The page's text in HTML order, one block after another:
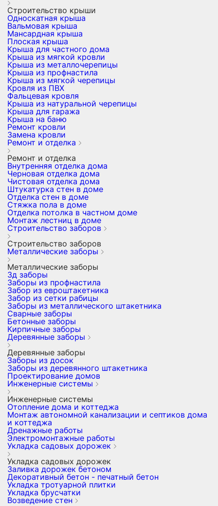
Строительство крыши
Односкатная крыша
Вальмовая крыша
Мансардная крыша
Плоская крыша
Крыша для частного дома
Крыша из мягкой кровли
Крыша из металлочерепицы
Крыша из профнастила
Крыша из мягкой черепицы
Кровля из ПВХ
Фальцевая кровля
Крыша из натуральной черепицы
Крыша для гаража
Крыша на баню
Ремонт кровли
Замена кровли
Ремонт и отделка
Ремонт и отделка
Внутренняя отделка дома
Черновая отделка дома
Чистовая отделка дома
Штукатурка стен в доме
Отделка стен в доме
Стяжка пола в доме
Отделка потолка в частном доме
Монтаж лестниц в доме
Строительство заборов
Строительство заборов
Металлические заборы
Металлические заборы
3д заборы
Заборы из профнастила
Забор из евроштакетника
Забор из сетки рабицы
Заборы из металлического штакетника
Сварные заборы
Бетонные заборы
Кирпичные заборы
Деревянные заборы
Деревянные заборы
Заборы из досок
Заборы из деревянного штакетника
Проектирование домов
Инженерные системы
Инженерные системы
Отопление дома и коттеджа
Монтаж автономной канализации и септиков дома
и коттеджа
Дренажные работы
Электромонтажные работы
Укладка садовых дорожек
Укладка садовых дорожек
Заливка дорожек бетоном
Декоративный бетон - печатный бетон
Укладка тротуарной плитки
Укладка брусчатки
Возведение стен